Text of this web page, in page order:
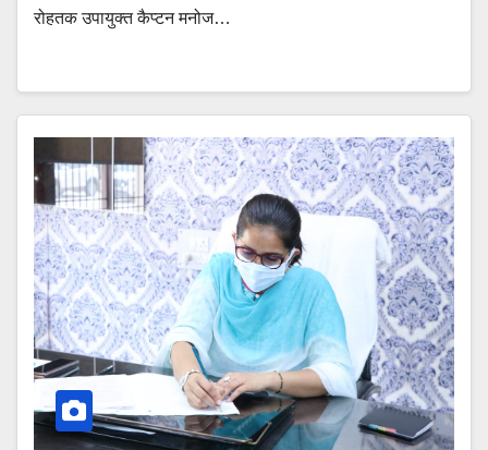
रोहतक उपायुक्त कैप्टन मनोज…